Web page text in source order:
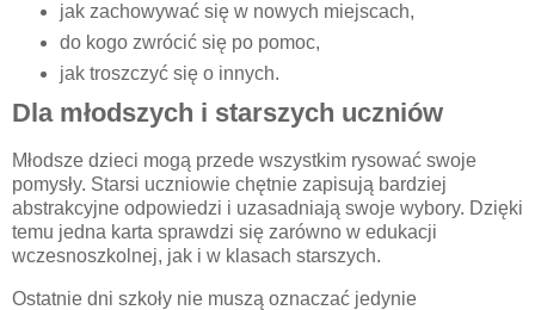
jak zachowywać się w nowych miejscach,
do kogo zwrócić się po pomoc,
jak troszczyć się o innych.
Dla młodszych i starszych uczniów
Młodsze dzieci mogą przede wszystkim rysować swoje
pomysły. Starsi uczniowie chętnie zapisują bardziej
abstrakcyjne odpowiedzi i uzasadniają swoje wybory. Dzięki
temu jedna karta sprawdzi się zarówno w edukacji
wczesnoszkolnej, jak i w klasach starszych.
Ostatnie dni szkoły nie muszą oznaczać jedynie